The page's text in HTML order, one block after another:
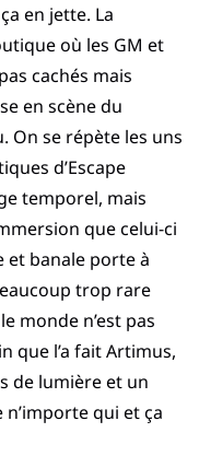
en jette. La
où les GM et
cachés mais
en scène du
On se répète les uns
d’Escape
temporel, mais
que celui-ci
et banale porte à
trop rare
monde n’est pas
que l’a fait Artimus,
de lumière et un
n’importe qui et ça